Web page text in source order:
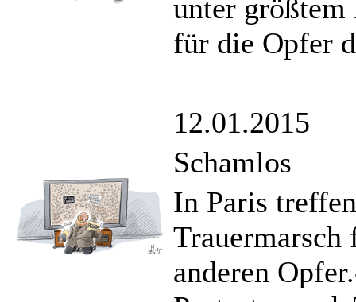
unter größtem
für die Opfer
12.01.2015
Schamlos
In Paris
anderen